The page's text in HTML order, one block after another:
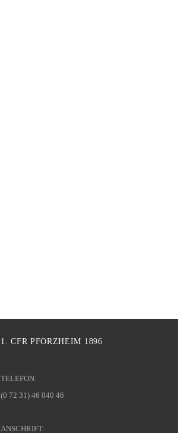
1. CFR PFORZHEIM 1896
TELEFON:
(0 72 31) 46 040 46
ANSCHRIFT: